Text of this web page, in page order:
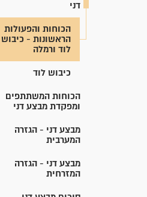
דני
הכוחות והפעולות
הראשונות - כיבוש
לוד ורמלה
כיבוש לוד
הכוחות המשתתפים
ומפקדת מבצע דני
מבצע דני - הגזרה
המערבית
מבצע דני - הגזרה
המזרחית